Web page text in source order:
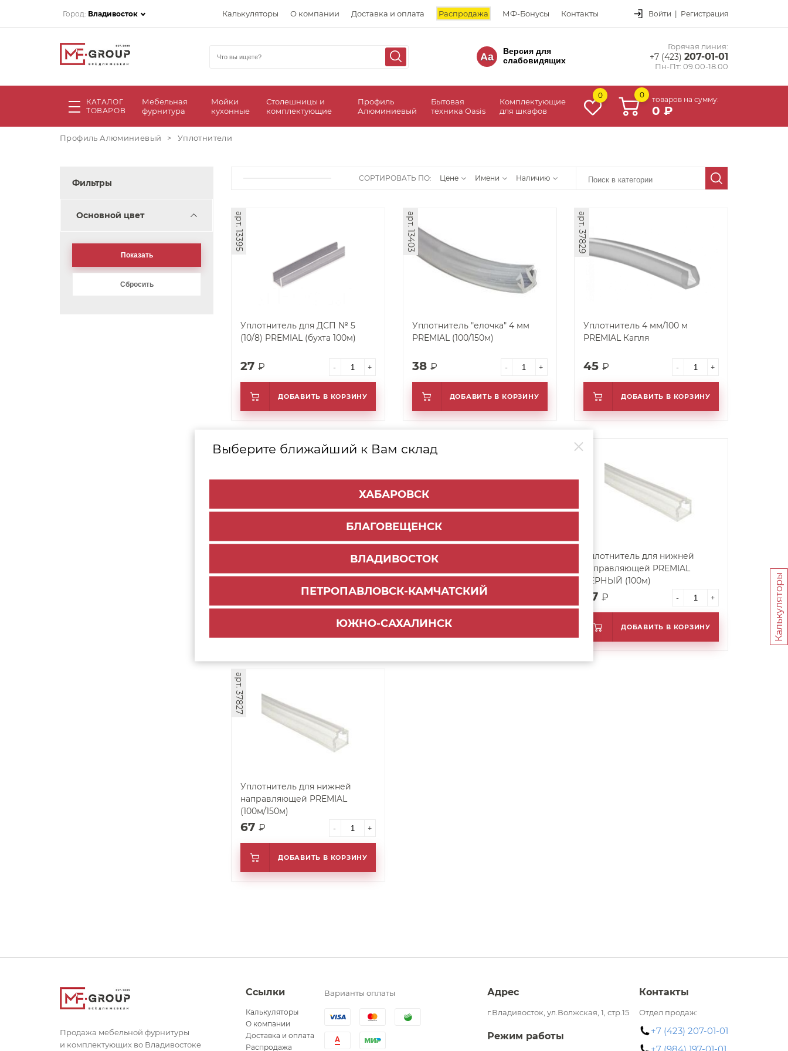
Город: Владивосток Калькуляторы О компании Доставка и оплата Распродажа МФ-Бонусы Контакты Войти | Регистрация
Aa
Версия для
слабовидящих
Горячая линия:
+7 (423) 207-01-01
Пн-Пт: 09.00-18.00
КАТАЛОГ
ТОВАРОВ
Мебельная
фурнитура
Мойки
кухонные
Столешницы и
комплектующие
Профиль
Алюминиевый
Бытовая
техника Oasis
Комплектующие
для шкафов
0 0
товаров на сумму:
0 ₽
Выберите ближайший к Вам склад
ХАБАРОВСК
БЛАГОВЕЩЕНСК
ВЛАДИВОСТОК
ПЕТРОПАВЛОВСК-КАМЧАТСКИЙ
ЮЖНО-САХАЛИНСК
Профиль Алюминиевый > Уплотнители
Фильтры
Основной цвет
СОРТИРОВАТЬ ПО: Цене Имени Наличию
Уплотнитель для ДСП № 5
(10/8) PREMIAL (бухта 100м)
арт. 13395
27 ₽ - +
ДОБАВИТЬ В КОРЗИНУ
Уплотнитель "елочка" 4 мм
PREMIAL (100/150м)
арт. 13403
38 ₽ - +
ДОБАВИТЬ В КОРЗИНУ
Уплотнитель 4 мм/100 м
PREMIAL Капля
арт. 37829
45 ₽ - +
ДОБАВИТЬ В КОРЗИНУ
Уплотнитель для средней
арт. 37828
- +
ДОБАВИТЬ В КОРЗИНУ
Уплотнитель силиконовый
арт. 59825
55₽
ДОБАВИТЬ В КОРЗИНУ
Уплотнитель для нижней
направляющей PREMIAL
ЧЕРНЫЙ (100м)
арт. 48933
67 ₽ - +
ДОБАВИТЬ В КОРЗИНУ
Уплотнитель для нижней
направляющей PREMIAL
(100м/150м)
арт. 37827
67 ₽ - +
ДОБАВИТЬ В КОРЗИНУ
Калькуляторы
Продажа мебельной фурнитуры
и комплектующих во Владивостоке
Ссылки
Калькуляторы
О компании
Доставка и оплата
Распродажа
Варианты оплаты Адрес
г.Владивосток, ул.Волжская, 1, стр.15
Режим работы
Контакты
Отдел продаж:
+7 (423) 207-01-01